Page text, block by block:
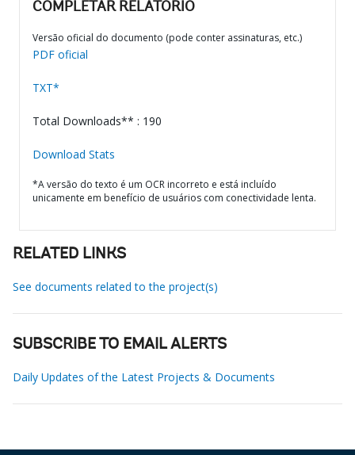
COMPLETAR RELATÓRIO
Versão oficial do documento (pode conter assinaturas, etc.)
PDF oficial
TXT*
Total Downloads** : 190
Download Stats
*A versão do texto é um OCR incorreto e está incluído
unicamente em benefício de usuários com conectividade lenta.
RELATED LINKS
See documents related to the project(s)
SUBSCRIBE TO EMAIL ALERTS
Daily Updates of the Latest Projects & Documents